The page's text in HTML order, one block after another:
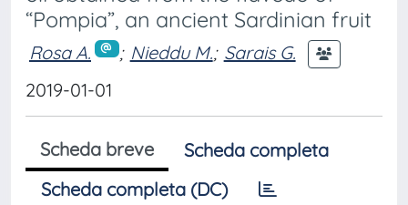
“Pompia”, an ancient Sardinian fruit
Rosa A. ; Nieddu M.; Sarais G.
2019-01-01
Scheda breve
Scheda completa
Scheda completa (DC)